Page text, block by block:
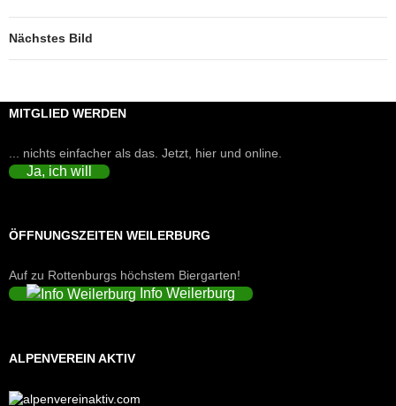
Nächstes Bild
MITGLIED WERDEN
... nichts einfacher als das. Jetzt, hier und online.
Ja, ich will
ÖFFNUNGSZEITEN WEILERBURG
Auf zu Rottenburgs höchstem Biergarten!
Info Weilerburg
ALPENVEREIN AKTIV